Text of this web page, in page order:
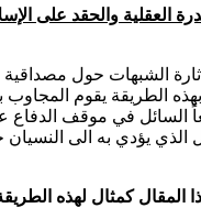
العقلية والحقد على
الشبهات حول مصداقية
الطريقة يقوم المجاوب
السائل في موقف
الذي يؤدي به الى
كمثال لهذه